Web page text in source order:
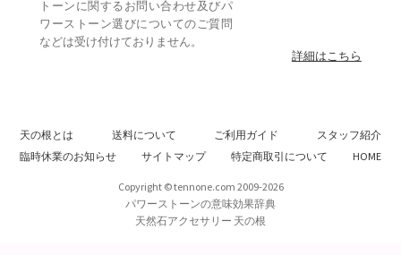
トーンに関するお問い合わせ及びパ
ワーストーン選びについてのご質問
などは受け付けておりません。
詳細はこちら
天の根とは 送料について ご利用ガイド
スタッフ紹介
臨時休業のお知らせ
サイトマップ 特定商取引について HOME
Copyright © tennone.com 2009-2026
パワーストーンの意味効果辞典
天然石アクセサリー 天の根